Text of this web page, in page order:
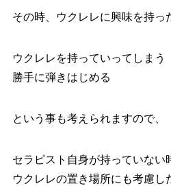
その時、ウクレレに興味を持っ
ウクレレを持っていってしまう
勝手に弾きはじめる
という事も考えられますので、
セラピスト自身が持っていない
ウクレレの置き場所にも考慮し